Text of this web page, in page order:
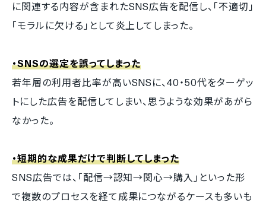
に関連する内容が含まれたSNS広告を配信し、「不適切」
「モラルに欠ける」として炎上してしまった。
・SNSの選定を誤ってしまった
若年層の利用者比率が高いSNSに、40・50代をターゲッ
トにした広告を配信してしまい、思うような効果があがら
なかった。
・短期的な成果だけで判断してしまった
SNS広告では、「配信→認知→関心→購入」といった形
で複数のプロセスを経て成果につながるケースも多いも